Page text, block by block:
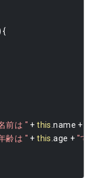
{
前は " + this .name +
齢は " + this .age + "で